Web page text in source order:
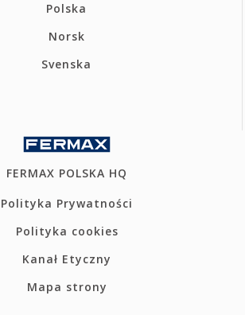
Polska
Norsk
Svenska
FERMAX POLSKA HQ
Polityka Prywatności
Polityka cookies
Kanał Etyczny
Mapa strony